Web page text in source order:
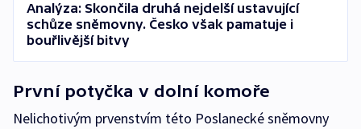
Analýza: Skončila druhá nejdelší ustavující
schůze sněmovny. Česko však pamatuje i
bouřlivější bitvy
První potyčka v dolní komoře
Nelichotivým prvenstvím této Poslanecké sněmovny